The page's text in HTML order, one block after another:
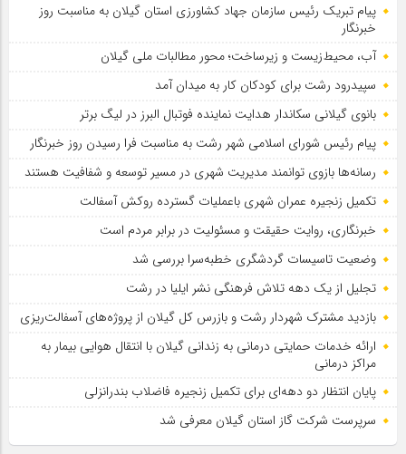
پیام تبریک رئیس سازمان جهاد کشاورزی استان گیلان به‌ مناسبت روز
خبرنگار
آب، محیط‌زیست و زیرساخت؛ محور مطالبات ملی گیلان
سپیدرود رشت برای کودکان کار به میدان آمد
بانوی گیلانی سکاندار هدایت نماینده فوتبال البرز در لیگ برتر
پیام رئیس شورای اسلامي شهر رشت به مناسبت فرا رسیدن روز خبرنگار
رسانه‌ها بازوی توانمند مدیریت شهری در مسیر توسعه و شفافیت هستند
تکمیل زنجیره عمران شهری باعملیات گسترده روکش آسفالت
خبرنگاری، روایت حقیقت و مسئولیت‌ در برابر مردم است
وضعیت تاسیسات گردشگری خطبه‌سرا بررسی شد
تجلیل از یک دهه تلاش فرهنگی نشر ایلیا در رشت
بازدید مشترک شهردار رشت و بازرس کل گیلان از پروژه‌های آسفالت‌ریزی
ارائه خدمات حمایتی درمانی به زندانی گیلان با انتقال هوایی بیمار به
مراکز درمانی
پایان انتظار دو دهه‌ای برای تکمیل زنجیره فاضلاب بندرانزلی
سرپرست شرکت گاز استان گیلان معرفی شد